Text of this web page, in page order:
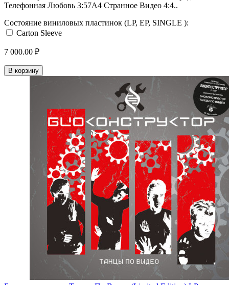
Телефонная Любовь 3:57A4 Странное Видео 4:4..
Состояние виниловых пластинок (LP, EP, SINGLE ):
Carton Sleeve
7 000.00 ₽
В корзину